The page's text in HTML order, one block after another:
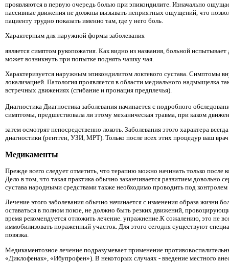
проявляются в первую очередь болью при эпикондилите. Изначально
пассивные движения не должны вызывать неприятных ощущений, что
пациенту трудно показать именно там, где у него боль.
Характерным для наружной формы заболевания
является симптом рукопожатия. Как видно из названия, больной
может возникнуть при попытке поднять чашку чая.
Характеризуется наружным эпикондилитом локтевого сустава. Симптомы
локализацией. Патология проявляется в области медиального надмыщелка
встречных движениях (сгибание и пронация предплечья).
Диагностика Диагностика заболевания начинается с подробного
симптомы, предшествовала ли этому механическая травма, при каком
затем осмотрят непосредственно локоть. Заболевания этого характера
диагностики (рентген, УЗИ, МРТ). Только после всех этих процедур ваш
Медикаменты
Прежде всего следует отметить, что терапию можно начинать только после
Дело в том, что такая практика обычно заканчивается развитием довольно
сустава народными средствами также необходимо проводить под контролем
Лечение этого заболевания обычно начинается с изменения образа жизни
оставаться в полном покое, не должно быть резких движений,
время рекомендуется отложить лечение. упражнение.К сожалению, это не
иммобилизовать пораженный участок. Для этого сегодня существуют
повязка.
Медикаментозное лечение подразумевает применение
«Диклофенак», «Ибупрофен»). В некоторых случаях - введение местного